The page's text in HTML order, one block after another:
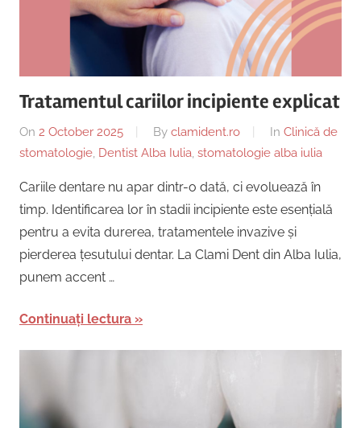
Centru
Implantologie
Dentist,
Strada
19,
Alba
Iulia
România
+40754463365
Tratamentul cariilor incipiente explicat
On 2 October 2025 By clamident.ro In Clinică de
stomatologie Dentist Alba Iulia stomatologie alba iulia
Cariile dentare nu apar dintr-o dată, ci evoluează în
timp. Identificarea lor în stadii incipiente este esențială
pentru a evita durerea, tratamentele invazive și
pierderea țesutului dentar. La Clami Dent din Alba Iulia,
punem accent …
Continuați lectura